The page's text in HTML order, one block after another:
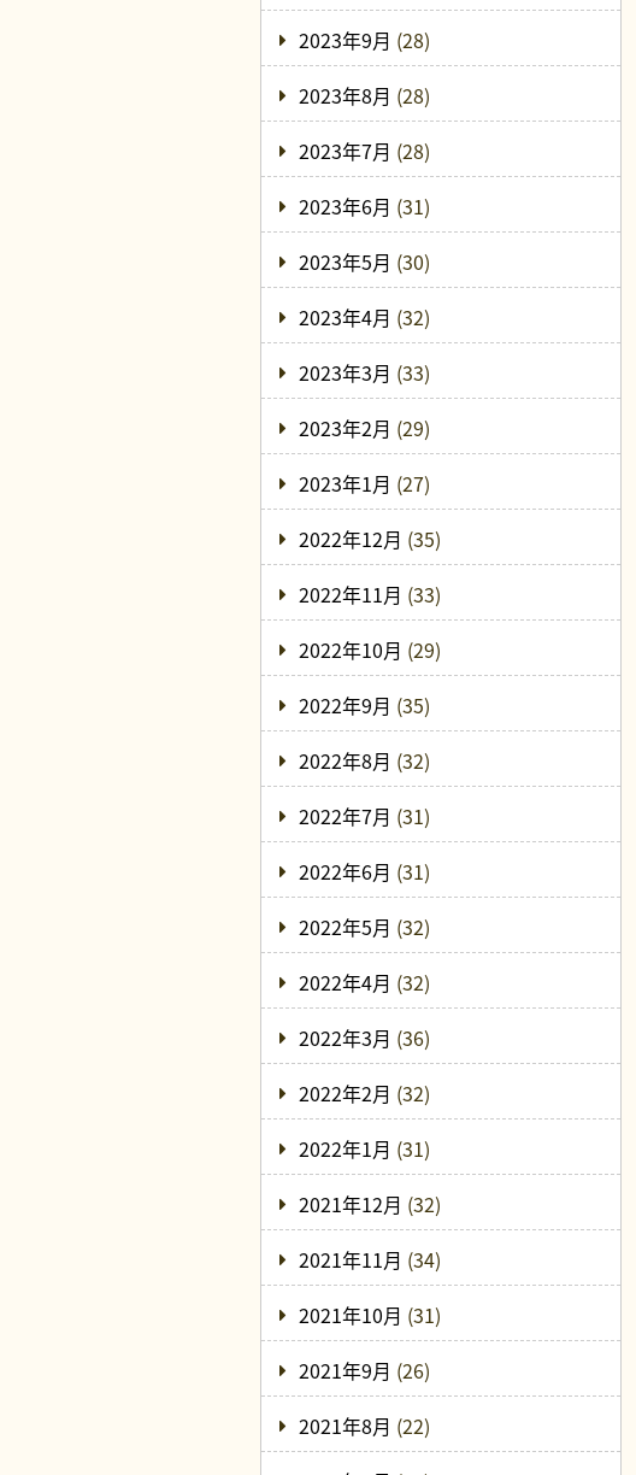
2023年9月 (28)
2023年8月 (28)
2023年7月 (28)
2023年6月 (31)
2023年5月 (30)
2023年4月 (32)
2023年3月 (33)
2023年2月 (29)
2023年1月 (27)
2022年12月 (35)
2022年11月 (33)
2022年10月 (29)
2022年9月 (35)
2022年8月 (32)
2022年7月 (31)
2022年6月 (31)
2022年5月 (32)
2022年4月 (32)
2022年3月 (36)
2022年2月 (32)
2022年1月 (31)
2021年12月 (32)
2021年11月 (34)
2021年10月 (31)
2021年9月 (26)
2021年8月 (22)